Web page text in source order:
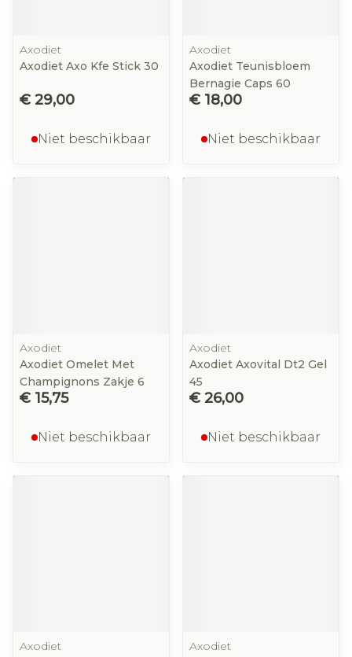
Axodiet
Axodiet Axo Kfe Stick 30
€ 29,00
Niet beschikbaar
Axodiet
Axodiet Teunisbloem
Bernagie Caps 60
€ 18,00
Niet beschikbaar
Axodiet
Axodiet Omelet Met
Champignons Zakje 6
€ 15,75
Niet beschikbaar
Axodiet
Axodiet Axovital Dt2 Gel
45
€ 26,00
Niet beschikbaar
Axodiet
Axodiet